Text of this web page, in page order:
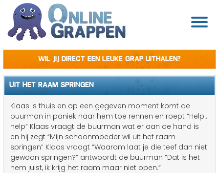
Wil jij direct een leuke grap uithalen?
UIT HET RAAM SPRINGEN
Klaas is thuis en op een gegeven moment komt de
buurman in paniek naar hem toe rennen en roept “Help…
help” Klaas vraagt de buurman wat er aan de hand is
en hij zegt “Mijn schoonmoeder wil uit het raam
springen” Klaas vraagt “Waarom laat je die teef dan niet
gewoon springen?” antwoordt de buurman “Dat is het
hem juist, ik krijg het raam maar niet open.”